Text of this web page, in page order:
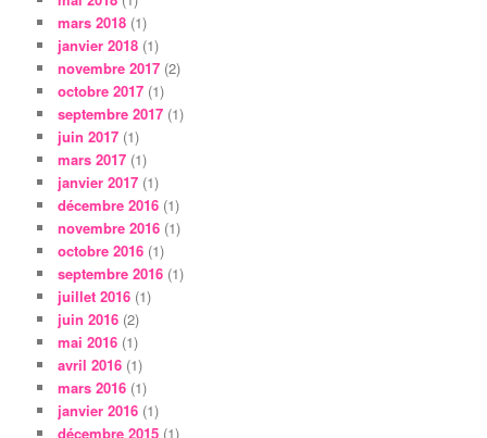
mars 2018 (1)
janvier 2018 (1)
novembre 2017 (2)
octobre 2017 (1)
septembre 2017 (1)
juin 2017 (1)
mars 2017 (1)
janvier 2017 (1)
décembre 2016 (1)
novembre 2016 (1)
octobre 2016 (1)
septembre 2016 (1)
juillet 2016 (1)
juin 2016 (2)
mai 2016 (1)
avril 2016 (1)
mars 2016 (1)
janvier 2016 (1)
décembre 2015 (1)